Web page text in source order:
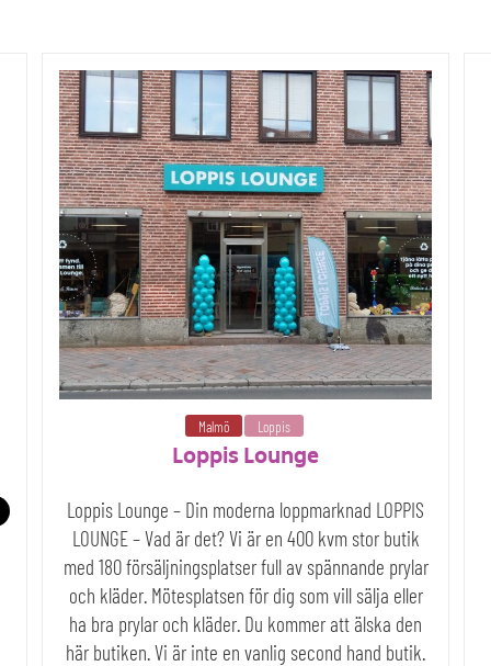
Malmö Loppis
Loppis Lounge
Loppis Lounge – Din moderna loppmarknad LOPPIS
LOUNGE – Vad är det? Vi är en 400 kvm stor butik
med 180 försäljningsplatser full av spännande prylar
och kläder. Mötesplatsen för dig som vill sälja eller
ha bra prylar och kläder. Du kommer att älska den
här butiken. Vi är inte en vanlig second hand butik.